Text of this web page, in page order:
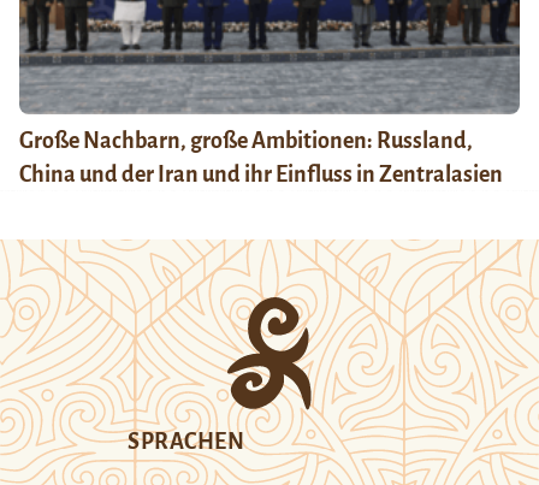
Große Nachbarn, große Ambitionen: Russland,
China und der Iran und ihr Einfluss in Zentralasien
SPRACHEN